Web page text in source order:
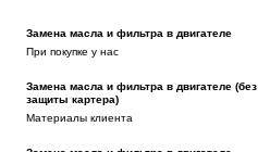
Замена масла и фильтра в двигателе
При покупке у нас
Замена масла и фильтра в двигателе (без
защиты картера)
Материалы клиента